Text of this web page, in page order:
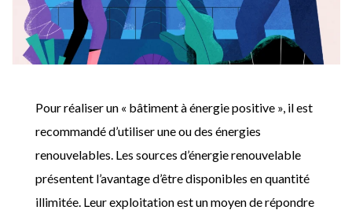
Pour réaliser un « bâtiment à énergie positive », il est
recommandé d’utiliser une ou des énergies
renouvelables. Les sources d’énergie renouvelable
présentent l’avantage d’être disponibles en quantité
illimitée. Leur exploitation est un moyen de répondre